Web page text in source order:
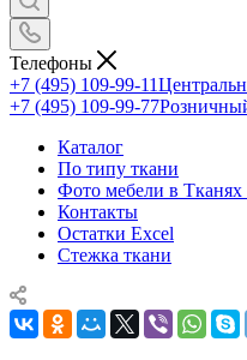
Телефоны
+7 (495) 109-99-11
+7 (495) 109-99-77
Каталог
По типу ткани
Фото мебели в Тканях
Контакты
Остатки Excel
Стежка ткани